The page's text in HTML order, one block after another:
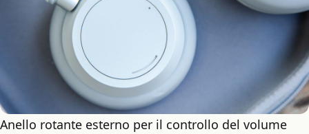
Anello rotante esterno per il controllo del volume